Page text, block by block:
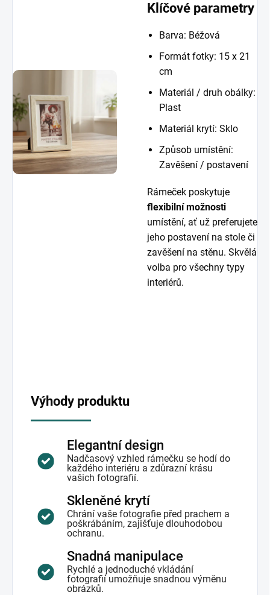
Klíčové parametry
Barva: Béžová
Formát fotky: 15 x 21
cm
Materiál / druh obálky:
Plast
Materiál krytí: Sklo
Způsob umístění:
Zavěšení / postavení
Rámeček poskytuje
flexibilní možnosti
umístění, ať už preferujete
jeho postavení na stole či
zavěšení na stěnu. Skvělá
volba pro všechny typy
interiérů.
Výhody produktu
Elegantní design
Nadčasový vzhled rámečku se hodí do
každého interiéru a zdůrazní krásu
vašich fotografií.
Skleněné krytí
Chrání vaše fotografie před prachem a
poškrábáním, zajišťuje dlouhodobou
ochranu.
Snadná manipulace
Rychlé a jednoduché vkládání
fotografií umožňuje snadnou výměnu
obrázků.